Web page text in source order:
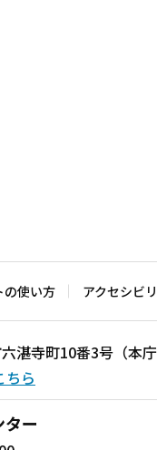
の使い方 アクセシビ
寺町10番3号（本庁
ちら
ー